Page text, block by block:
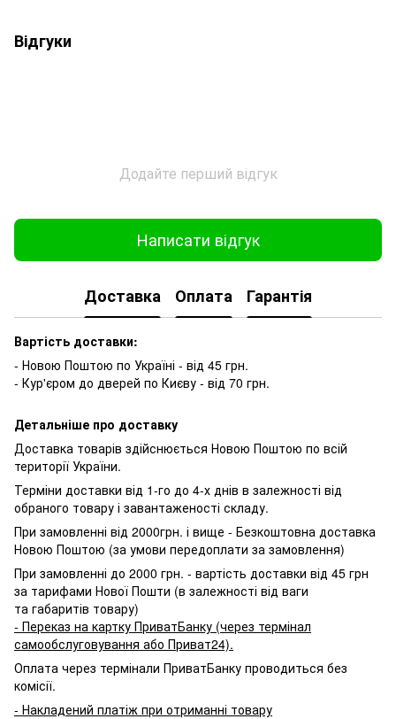
Відгуки
Додайте перший відгук
Написати відгук
Доставка Оплата Гарантія
Вартість доставки:
- Новою Поштою по Україні - від 45 грн.
- Кур'єром до дверей по Києву - від 70 грн.
Детальніше про доставку
Доставка товарів здійснюється Новою Поштою по всій
території України.
Терміни доставки від 1-го до 4-х днів в залежності від
обраного товару і завантаженості складу.
При замовленні від 2000грн. і вище - Безкоштовна доставка
Новою Поштою (за умови передоплати за замовлення)
При замовленні до 2000 грн. - вартість доставки від 45 грн
за тарифами Нової Пошти (в залежності від ваги
та габаритів товару)
- Переказ на картку ПриватБанку (через термінал
самообслуговування або Приват24).
Оплата через термінали ПриватБанку проводиться без
комісії.
- Накладений платіж при отриманні товару